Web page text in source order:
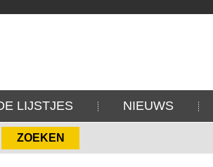
LIJSTJES NIEUWS